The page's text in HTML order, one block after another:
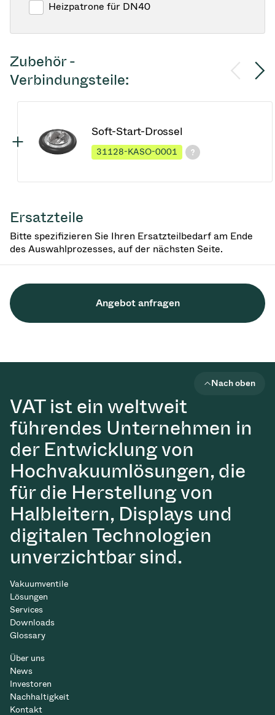
Heizpatrone für DN40
Zubehör -
Verbindungsteile:
Soft-Start-Drossel
31128-KASO-0001
Ersatzteile
Bitte spezifizieren Sie Ihren Ersatzteilbedarf am Ende
des Auswahlprozesses, auf der nächsten Seite.
Angebot anfragen
VAT ist ein weltweit
führendes Unternehmen in
der Entwicklung von
Hochvakuumlösungen, die
für die Herstellung von
Halbleitern, Displays und
digitalen Technologien
unverzichtbar sind.
Nach oben
Vakuumventile
Lösungen
Services
Downloads
Glossary
Über uns
News
Investoren
Nachhaltigkeit
Kontakt